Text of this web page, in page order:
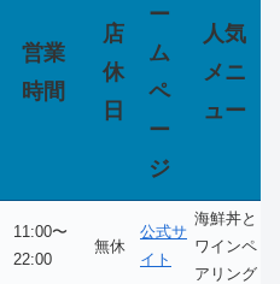
営業
時間
店
休
日
ー
ム
ペ
ー
ジ
人気
メニ
ュー
11:00〜
22:00
無休
公式サ
イト
海鮮丼と
ワインペ
アリング